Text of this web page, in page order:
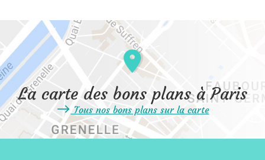
La carte des bons plans à Paris
Tous nos bons plans sur la carte